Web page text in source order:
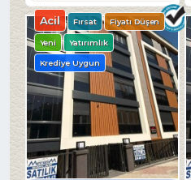
Acil Fırsat Fiyatı Düşen
Yeni Yatırımlık
Krediye Uygun